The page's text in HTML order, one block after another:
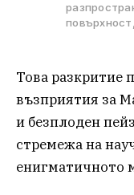
Това разкритие
възприятия за
и безплоден
стремежа на
енигматичното